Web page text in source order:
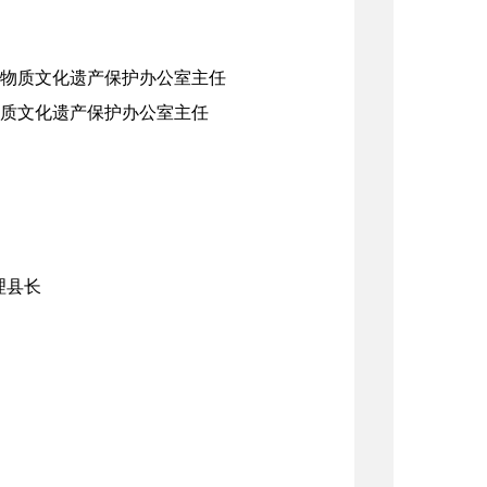
质文化遗产保护办公室主任
文化遗产保护办公室主任
县长